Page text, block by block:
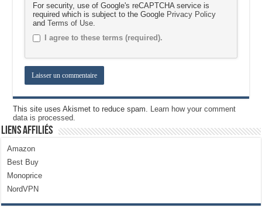
For security, use of Google's reCAPTCHA service is
required which is subject to the Google Privacy Policy
andTerms of Use
I agree to these terms (required).
This site uses Akismet to reduce spam.
Learn how your comment
data is processed.
Liens Affiliés
Amazon
Best Buy
Monoprice
NordVPN